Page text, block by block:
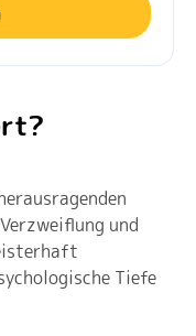
und
Tiefe